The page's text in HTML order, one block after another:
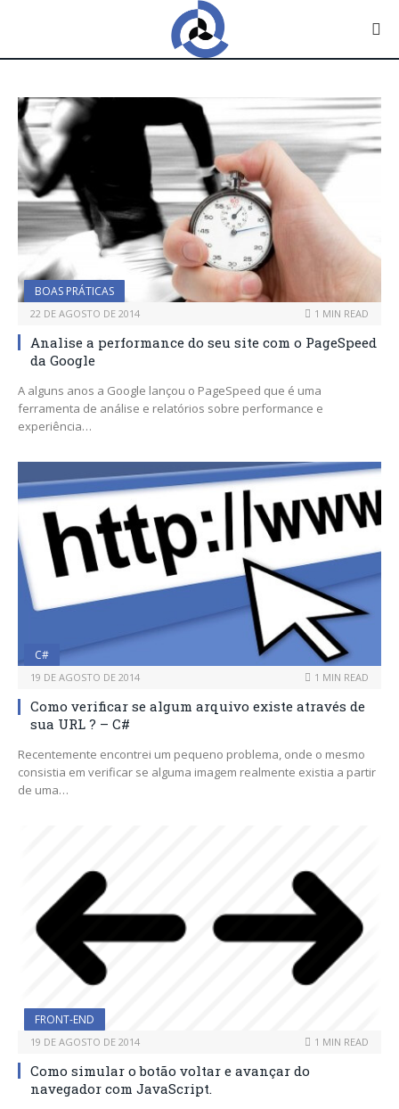
BOAS PRÁTICAS
22 DE AGOSTO DE 2014 1 MIN READ
Analise a performance do seu site com o PageSpeed
da Google
A alguns anos a Google lançou o PageSpeed que é uma
ferramenta de análise e relatórios sobre performance e
experiência…
C#
19 DE AGOSTO DE 2014 1 MIN READ
Como verificar se algum arquivo existe através de
sua URL ? – C#
Recentemente encontrei um pequeno problema, onde o mesmo
consistia em verificar se alguma imagem realmente existia a partir
de uma…
FRONT-END
19 DE AGOSTO DE 2014 1 MIN READ
Como simular o botão voltar e avançar do
navegador com JavaScript.